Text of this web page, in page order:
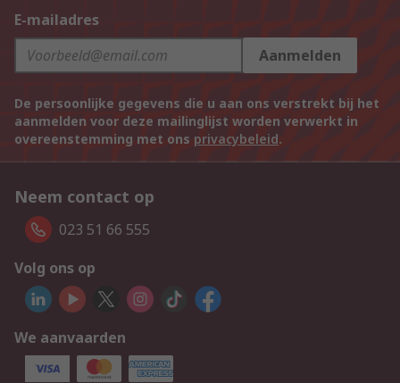
E-mailadres
Aanmelden
De persoonlijke gegevens die u aan ons verstrekt bij het
aanmelden voor deze mailinglijst worden verwerkt in
overeenstemming met ons privacybeleid.
Neem contact op
023 51 66 555
Volg ons op
We aanvaarden